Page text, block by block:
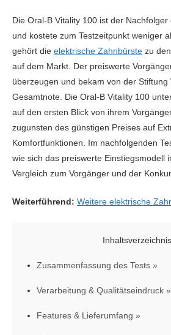
Die Oral-B Vitality 100 ist der Nachfolger
und kostete zum Testzeitpunkt weniger
gehört die elektrische Zahnbürste zu
auf dem Markt. Der preiswerte
überzeugen und bekam von der
Gesamtnote. Die Oral-B Vitality 100
auf den ersten Blick von ihrem
zugunsten des günstigen Preises auf
Komfortfunktionen. Im nachfolgenden
wie sich das preiswerte Einstiegsmodell
Vergleich zum Vorgänger und der
Weiterführend: Weitere elektrische
Inhaltsverzeichnis
Zusammenfassung des Tests
Verarbeitung & Qualitätseindruck
Features & Lieferumfang